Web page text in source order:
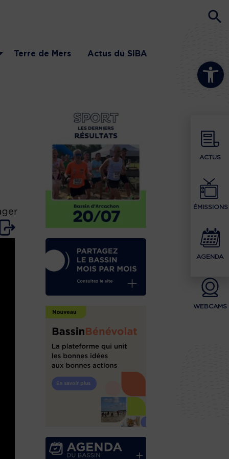
Ouvrir la
ACTUS
ÉMISSIONS
AGENDA
WEBCAMS
Terre de Mers Actus du SIBA